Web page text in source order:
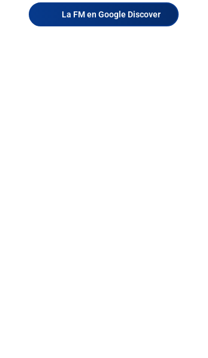
La FM en Google Discover